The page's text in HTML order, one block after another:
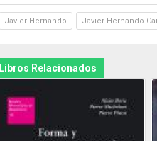
Javier Hernando Javier Hernando
Libros Relacionados